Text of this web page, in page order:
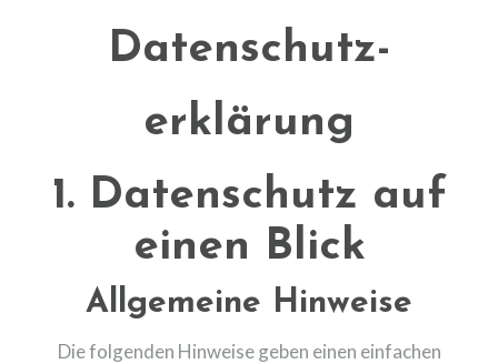
Datenschutz­
erklärung
1. Datenschutz auf
einen Blick
Allgemeine Hinweise
Die folgenden Hinweise geben einen einfachen